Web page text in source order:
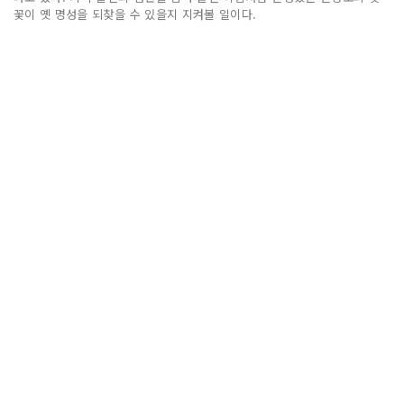
꽃이 옛 명성을 되찾을 수 있을지 지켜볼 일이다.